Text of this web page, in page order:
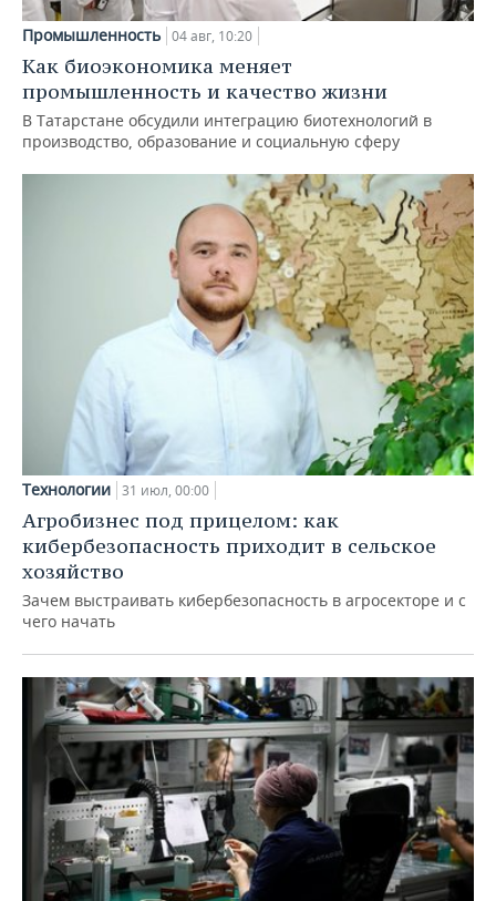
Промышленность 04 авг, 10:20
Как биоэкономика меняет
промышленность и качество жизни
В Татарстане обсудили интеграцию биотехнологий в
производство, образование и социальную сферу
Технологии 31 июл, 00:00
Агробизнес под прицелом: как
кибербезопасность приходит в сельское
хозяйство
Зачем выстраивать кибербезопасность в агросекторе и с
чего начать